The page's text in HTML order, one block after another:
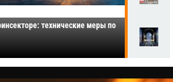
технические меры по